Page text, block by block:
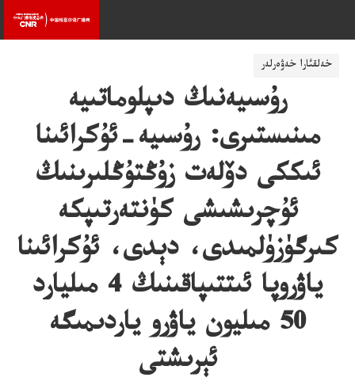
خەلقئارا خەۋەرلەر
رۇسىيەنىڭ دىپلوماتىيە
مىنىستىرى: رۇسىيە-ئۇكرائىنا
ئىككى دۆلەت زۇڭتۇڭلىرىنىڭ
ئۇچرىشىشى كۈنتەرتىپكە
كىرگۈزۈلمىدى، دېدى، ئۇكرائىنا
ياۋروپا ئىتتىپاقىنىڭ 4 مىليارد
50 مىليون ياۋرو ياردىمىگە
ئېرىشتى